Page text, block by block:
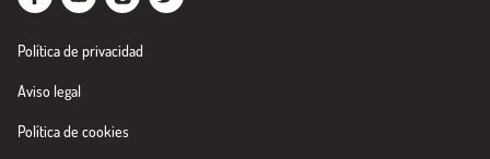
Política de privacidad
Aviso legal
Política de cookies